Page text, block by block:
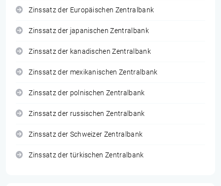
Zinssatz der Europäischen Zentralbank
Zinssatz der japanischen Zentralbank
Zinssatz der kanadischen Zentralbank
Zinssatz der mexikanischen Zentralbank
Zinssatz der polnischen Zentralbank
Zinssatz der russischen Zentralbank
Zinssatz der Schweizer Zentralbank
Zinssatz der türkischen Zentralbank